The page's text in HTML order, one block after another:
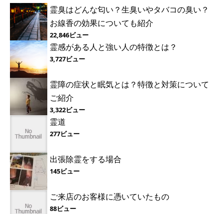
霊臭はどんな匂い？生臭いやタバコの臭い？
お線香の効果についても紹介
22,846ビュー
霊感がある人と強い人の特徴とは？
3,727ビュー
霊障の症状と眠気とは？特徴と対策について
ご紹介
3,322ビュー
霊道
277ビュー
出張除霊をする場合
145ビュー
ご来店のお客様に憑いていたもの
88ビュー